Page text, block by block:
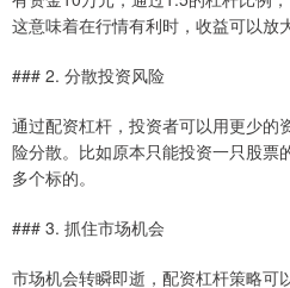
这意味着在行情有利时，收益可以放
### 2. 分散投资风险
通过配资杠杆，投资者可以用更少的
险分散。比如原本只能投资一只股票
多个标的。
### 3. 抓住市场机会
市场机会转瞬即逝，配资杠杆策略可